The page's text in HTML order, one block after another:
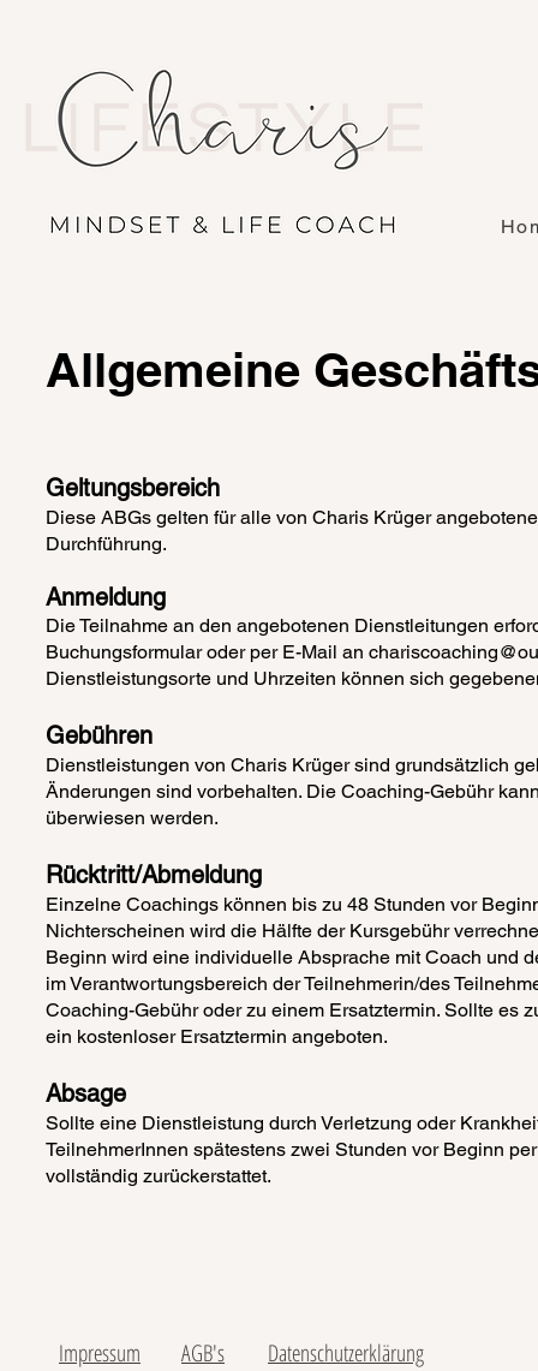
Allgemeine
Geltungsbereich
​Diese ABGs gelten für alle von Charis Krüger
Durchführung.
Anmeldung
Die Teilnahme an den angebotenen Dienstleitungen
Buchungsformular oder per E-Mail an
Dienstleistungsorte und Uhrzeiten können sich
​Gebühren
​Dienstleistungen von Charis Krüger sind grundsätzlich
Änderungen sind vorbehalten. Die Coaching-Gebühr
überwiesen werden.
​Rücktritt/Abmeldung
​Einzelne Coachings können bis zu 48 Stunden vor
Nichterscheinen wird die Hälfte der Kursgebühr
Beginn wird eine individuelle Absprache mit Coach und
im Verantwortungsbereich der Teilnehmerin/des
Coaching-Gebühr oder zu einem Ersatztermin. Sollte es
ein kostenloser Ersatztermin angeboten.
​Absage
​Sollte eine Dienstleistung durch Verletzung oder
TeilnehmerInnen spätestens zwei Stunden vor Beginn
vollständig zurückerstattet.
Impressum AGB's Datenschutzerklärung